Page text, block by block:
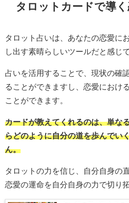
タロットカードで導
タロット占いは、あなたの恋愛に
し出す素晴らしいツールだと感じ
占いを活用することで、現状の確
ることができますし、恋愛におけ
ことができます。
カードが教えてくれるのは、単な
らどのように自分の道を歩んでい
ん。
タロットの力を信じ、自分自身の
恋愛の運命を自分自身の力で切り